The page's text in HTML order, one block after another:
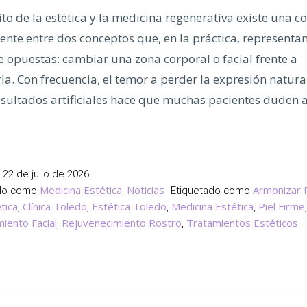
de la estética y la medicina regenerativa existe una
entre dos conceptos que, en la práctica,
opuestas: cambiar una zona corporal o facial frente a
Con frecuencia, el temor a perder la expresión
artificiales hace que muchas pacientes duden
22 de julio de 2026
como Medicina Estética, Noticias Etiquetado como Armonizar
, Clínica Toledo, Estética Toledo, Medicina Estética, Piel Firme,
Facial, Rejuvenecimiento Rostro, Tratamientos Estéticos